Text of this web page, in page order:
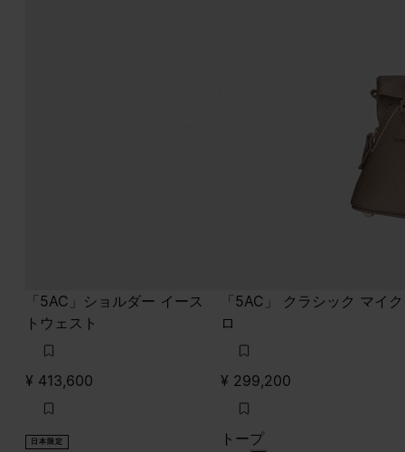
「5AC」ショルダー イース
トウェスト
¥ 413,600
日本限定
「5AC」 クラシック マイク
ロ
¥ 299,200
トープ